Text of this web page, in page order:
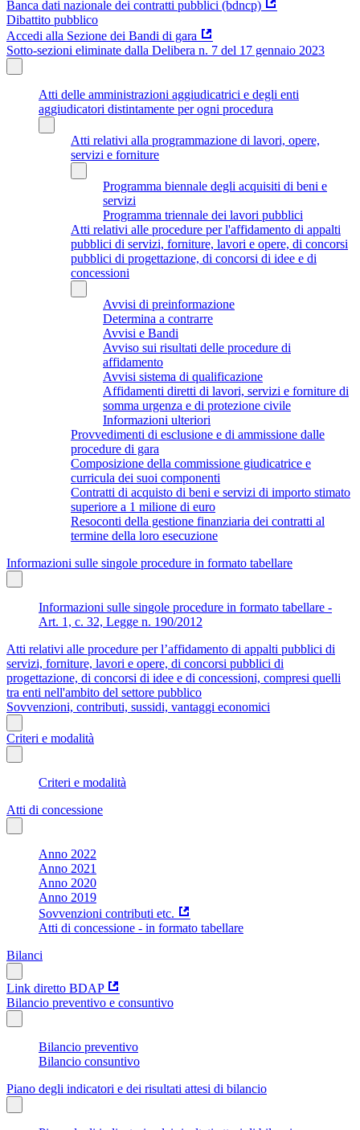
Banca dati nazionale dei contratti pubblici (bdncp)
Dibattito pubblico
Accedi alla Sezione dei Bandi di gara
Sotto-sezioni eliminate dalla Delibera n. 7 del 17 gennaio 2023
Atti delle amministrazioni aggiudicatrici e degli enti
aggiudicatori distintamente per ogni procedura
Atti relativi alla programmazione di lavori, opere,
servizi e forniture
Programma biennale degli acquisiti di beni e
servizi
Programma triennale dei lavori pubblici
Atti relativi alle procedure per l'affidamento di appalti
pubblici di servizi, forniture, lavori e opere, di concorsi
pubblici di progettazione, di concorsi di idee e di
concessioni
Avvisi di preinformazione
Determina a contrarre
Avvisi e Bandi
Avviso sui risultati delle procedure di
affidamento
Avvisi sistema di qualificazione
Affidamenti diretti di lavori, servizi e forniture di
somma urgenza e di protezione civile
Informazioni ulteriori
Provvedimenti di esclusione e di ammissione dalle
procedure di gara
Composizione della commissione giudicatrice e
curricula dei suoi componenti
Contratti di acquisto di beni e servizi di importo stimato
superiore a 1 milione di euro
Resoconti della gestione finanziaria dei contratti al
termine della loro esecuzione
Informazioni sulle singole procedure in formato tabellare
Informazioni sulle singole procedure in formato tabellare -
Art. 1, c. 32, Legge n. 190/2012
Atti relativi alle procedure per l’affidamento di appalti pubblici di
servizi, forniture, lavori e opere, di concorsi pubblici di
progettazione, di concorsi di idee e di concessioni, compresi quelli
tra enti nell'ambito del settore pubblico
Sovvenzioni, contributi, sussidi, vantaggi economici
Criteri e modalità
Criteri e modalità
Atti di concessione
Anno 2022
Anno 2021
Anno 2020
Anno 2019
Sovvenzioni contributi etc.
Atti di concessione - in formato tabellare
Bilanci
Link diretto BDAP
Bilancio preventivo e consuntivo
Bilancio preventivo
Bilancio consuntivo
Piano degli indicatori e dei risultati attesi di bilancio